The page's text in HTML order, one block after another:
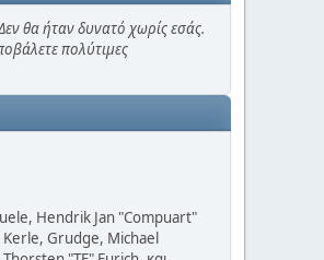
θα ήταν δυνατό χωρίς εσάς.
πολύτιμες
Hendrik Jan "Compuart"
Kerle, Grudge, Michael